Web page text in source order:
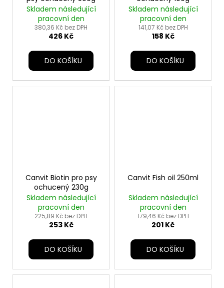
Skladem následující
pracovní den
380,36 Kč bez DPH
426 Kč
DO KOŠÍKU
Skladem následující
pracovní den
141,07 Kč bez DPH
158 Kč
DO KOŠÍKU
Canvit Biotin pro psy
ochucený 230g
Skladem následující
pracovní den
225,89 Kč bez DPH
253 Kč
DO KOŠÍKU
Canvit Fish oil 250ml
Skladem následující
pracovní den
179,46 Kč bez DPH
201 Kč
DO KOŠÍKU